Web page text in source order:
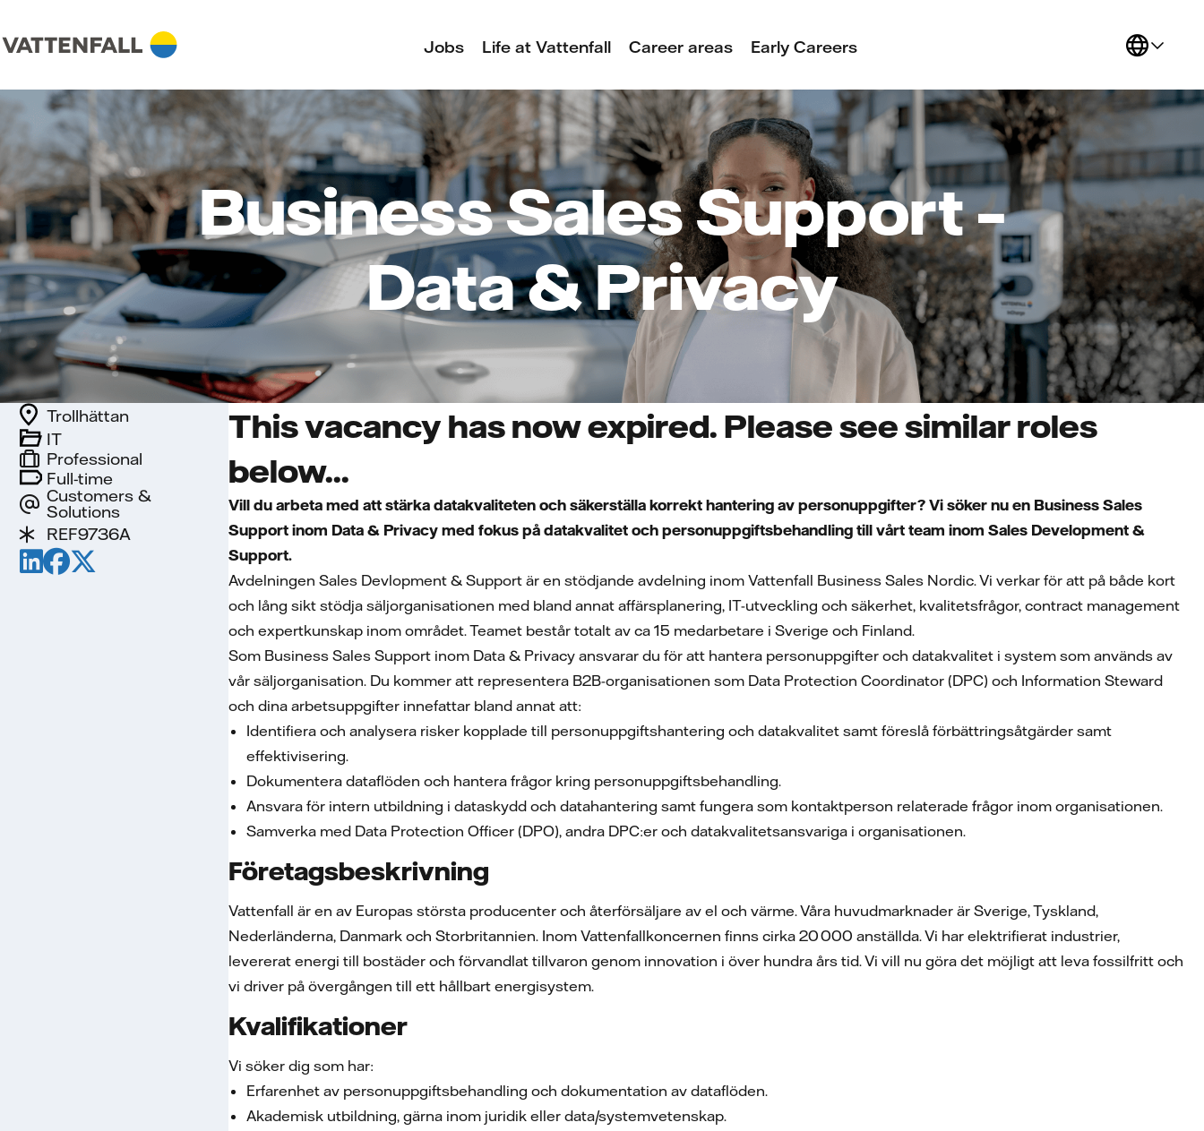
Jobs Life at Vattenfall Career areas Early Careers
Business Sales Support –
Data & Privacy
Full-time
Customers &
Solutions
IT
Trollhättan
Professional
REF9736A
This vacancy has now expired. Please see similar roles
below...
Vill du arbeta med att stärka datakvaliteten och säkerställa korrekt hantering av personuppgifter? Vi söker nu en Business Sales
Support inom Data & Privacy med fokus på datakvalitet och personuppgiftsbehandling till vårt team inom Sales Development &
Support.
Avdelningen Sales Devlopment & Support är en stödjande avdelning inom Vattenfall Business Sales Nordic. Vi verkar för att på både kort
och lång sikt stödja säljorganisationen med bland annat affärsplanering, IT-utveckling och säkerhet, kvalitetsfrågor, contract management
och expertkunskap inom området. Teamet består totalt av ca 15 medarbetare i Sverige och Finland.
Som Business Sales Support inom Data & Privacy ansvarar du för att hantera personuppgifter och datakvalitet i system som används av
vår säljorganisation. Du kommer att representera B2B-organisationen som Data Protection Coordinator (DPC) och Information Steward
och dina arbetsuppgifter innefattar bland annat att:
Identifiera och analysera risker kopplade till personuppgiftshantering och datakvalitet samt föreslå förbättringsåtgärder samt
effektivisering.
Dokumentera dataflöden och hantera frågor kring personuppgiftsbehandling.
Ansvara för intern utbildning i dataskydd och datahantering samt fungera som kontaktperson relaterade frågor inom organisationen.
Samverka med Data Protection Officer (DPO), andra DPC:er och datakvalitetsansvariga i organisationen.
Företagsbeskrivning
Vattenfall är en av Europas största producenter och återförsäljare av el och värme. Våra huvudmarknader är Sverige, Tyskland,
Nederländerna, Danmark och Storbritannien. Inom Vattenfallkoncernen finns cirka 20 000 anställda. Vi har elektrifierat industrier,
levererat energi till bostäder och förvandlat tillvaron genom innovation i över hundra års tid. Vi vill nu göra det möjligt att leva fossilfritt och
vi driver på övergången till ett hållbart energisystem.
Kvalifikationer
Vi söker dig som har:
Erfarenhet av personuppgiftsbehandling och dokumentation av dataflöden.
Akademisk utbildning, gärna inom juridik eller data/systemvetenskap.